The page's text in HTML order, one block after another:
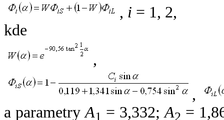
, i = 1, 2,
kde
,
,
a parametryA1 = 3,332;A2 =